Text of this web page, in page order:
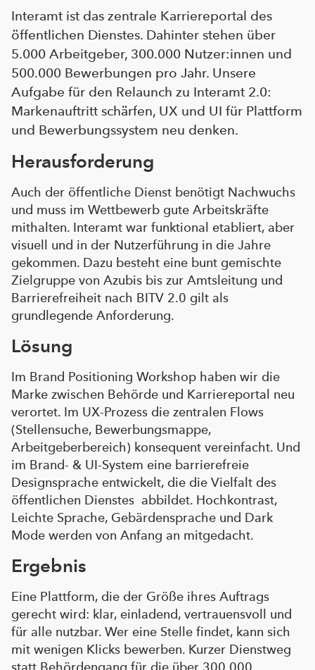
Interamt ist das zentrale Karriereportal des
öffentlichen Dienstes. Dahinter stehen über
5.000 Arbeitgeber, 300.000 Nutzer:innen und
500.000 Bewerbungen pro Jahr. Unsere
Aufgabe für den Relaunch zu Interamt 2.0:
Markenauftritt schärfen, UX und UI für Plattform
und Bewerbungssystem neu denken.
Herausforderung
Auch der öffentliche Dienst benötigt Nachwuchs
und muss im Wettbewerb gute Arbeitskräfte
mithalten. Interamt war funktional etabliert, aber
visuell und in der Nutzerführung in die Jahre
gekommen. Dazu besteht eine bunt gemischte
Zielgruppe von Azubis bis zur Amtsleitung und
Barrierefreiheit nach BITV 2.0 gilt als
grundlegende Anforderung.
Lösung
Im Brand Positioning Workshop haben wir die
Marke zwischen Behörde und Karriereportal neu
verortet. Im UX-Prozess die zentralen Flows
(Stellensuche, Bewerbungsmappe,
Arbeitgeberbereich) konsequent vereinfacht. Und
im Brand- & UI-System eine barrierefreie
Designsprache entwickelt, die die Vielfalt des
öffentlichen Dienstes abbildet. Hochkontrast,
Leichte Sprache, Gebärdensprache und Dark
Mode werden von Anfang an mitgedacht.
Ergebnis
Eine Plattform, die der Größe ihres Auftrags
gerecht wird: klar, einladend, vertrauensvoll und
für alle nutzbar. Wer eine Stelle findet, kann sich
mit wenigen Klicks bewerben. Kurzer Dienstweg